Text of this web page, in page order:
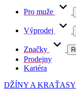
Pro muže
Výprodej
Značky
Prodejny
Kariéra
DŽÍNY A KRAŤASY